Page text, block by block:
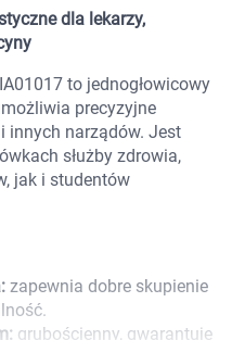
w celu
dla lekarzy,
to jednogłowicowy
precyzyjne
innych narządów. Jest
służby zdrowia,
jak i studentów
zapewnia dobre skupienie
grubościenny, gwarantuje